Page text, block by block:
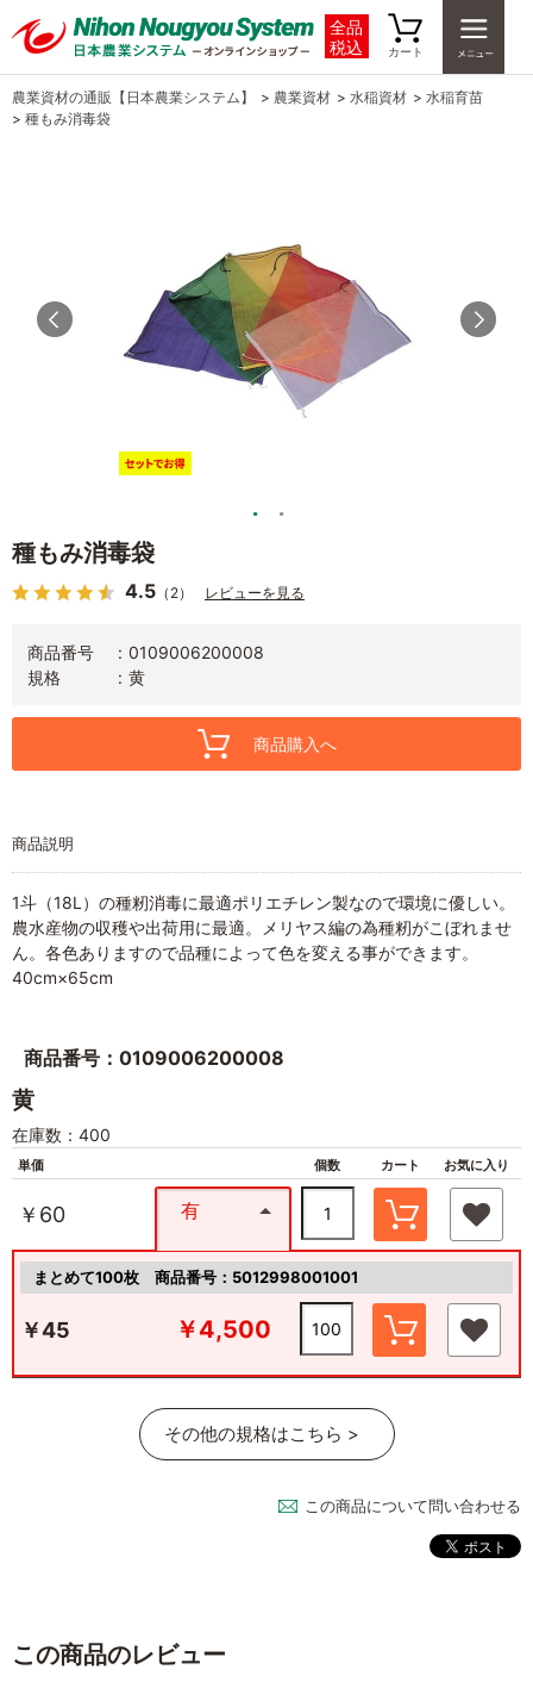
全品
税込
カート
農業資材の通販【日本農業システム】 > 農業資材 > 水稲資材 > 水稲育苗
> 種もみ消毒袋
種もみ消毒袋
4.5 （2） レビューを見る
商品番号
0109006200008
規格
黄
商品購入へ
商品説明
1斗（18L）の種籾消毒に最適ポリエチレン製なので環境に優しい。
農水産物の収穫や出荷用に最適。メリヤス編の為種籾がこぼれませ
ん。各色ありますので品種によって色を変える事ができます。
40cm×65cm
商品番号：0109006200008
黄
在庫数：400
単価 個数 カート お気に入り
￥60 有
まとめて100枚 商品番号：5012998001001
￥45 ￥4,500
その他の規格はこちら >
この商品について問い合わせる
この商品のレビュー